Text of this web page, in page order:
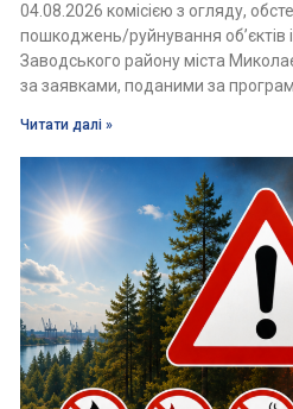
04.08.2026 комісією з огляду,
пошкоджень/руйнування об’єктів
Заводського району міста
за заявками, поданими за
Читати далі »